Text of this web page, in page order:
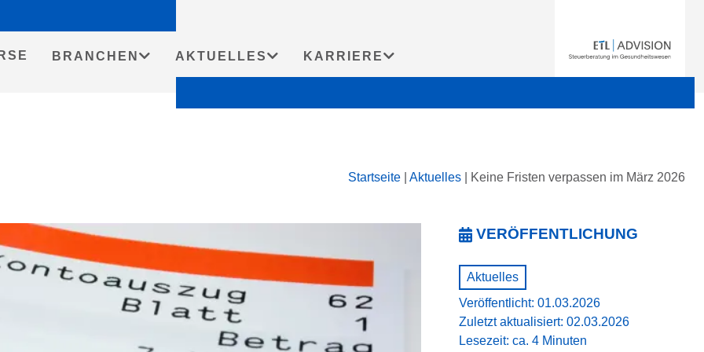
BRANCHEN AKTUELLES KARRIERE
Startseite Aktuelles Keine Fristen verpassen im März 2026
VERÖFFENTLICHUNG
Aktuelles
Veröffentlicht: 01.03.2026
Zuletzt aktualisiert: 02.03.2026
Lesezeit: ca. 4 Minuten